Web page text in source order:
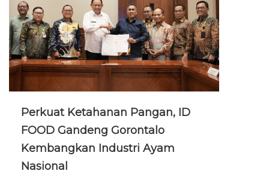
Perkuat Ketahanan Pangan, ID
FOOD Gandeng Gorontalo
Kembangkan Industri Ayam
Nasional